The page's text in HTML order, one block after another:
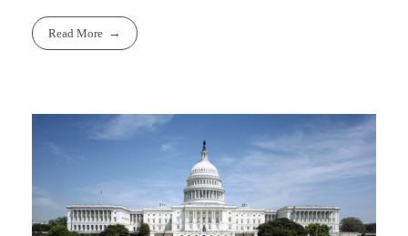
Read More